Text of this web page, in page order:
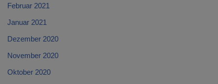
Februar 2021
Januar 2021
Dezember 2020
November 2020
Oktober 2020